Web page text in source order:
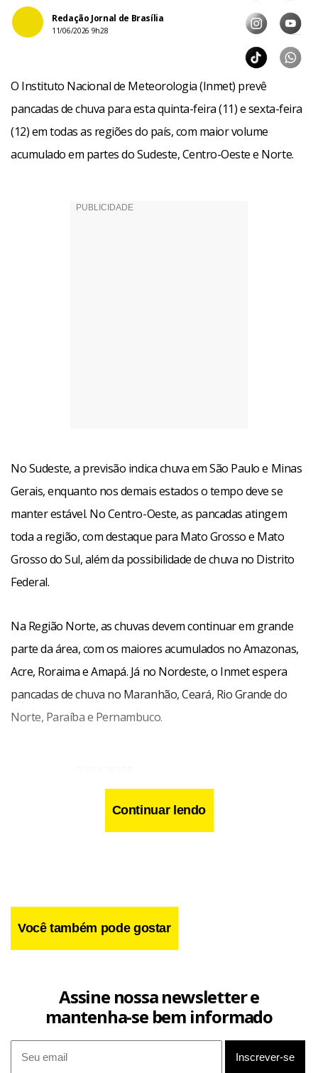
Redação Jornal de Brasília
11/06/2026 9h28
O Instituto Nacional de Meteorologia (Inmet) prevê
pancadas de chuva para esta quinta-feira (11) e sexta-feira
(12) em todas as regiões do país, com maior volume
acumulado em partes do Sudeste, Centro-Oeste e Norte.
No Sudeste, a previsão indica chuva em São Paulo e Minas
Gerais, enquanto nos demais estados o tempo deve se
manter estável. No Centro-Oeste, as pancadas atingem
toda a região, com destaque para Mato Grosso e Mato
Grosso do Sul, além da possibilidade de chuva no Distrito
Federal.
Na Região Norte, as chuvas devem continuar em grande
parte da área, com os maiores acumulados no Amazonas,
Acre, Roraima e Amapá. Já no Nordeste, o Inmet espera
pancadas de chuva no Maranhão, Ceará, Rio Grande do
Norte, Paraíba e Pernambuco.
nesta quinta e sexta, com destaque para o oeste e meio-
Continuar lendo
Você também pode gostar
Assine nossa newsletter e
mantenha-se bem informado